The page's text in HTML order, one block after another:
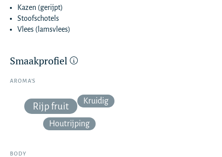
Kazen (gerijpt)
Stoofschotels
Vlees (lamsvlees)
Smaakprofiel
AROMA’S
Rijp fruit Kruidig
Houtrijping
BODY